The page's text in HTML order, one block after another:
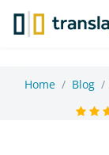
Home Blog